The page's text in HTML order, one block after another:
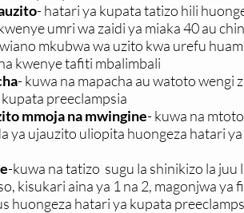
- hatari ya kupata tatizo hili
umri wa zaidi ya miaka 40 au
mkubwa wa uzito kwa urefu
kwenye tafiti mbalimbali
- kuwa na mapacha au watoto wengi
preeclampsia
mmoja na mwingine- kuwa na
ya ujauzito uliopita huongeza hatari
-kuwa na tatizo sugu la shinikizo la juu
kisukari aina ya 1 na 2, magonjwa ya
huongeza hatari ya kupata